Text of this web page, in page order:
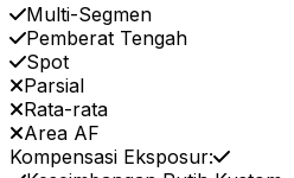
Multi-Segmen
Pemberat Tengah
Spot
Parsial
Rata-rata
Area AF
Kompensasi Eksposur: